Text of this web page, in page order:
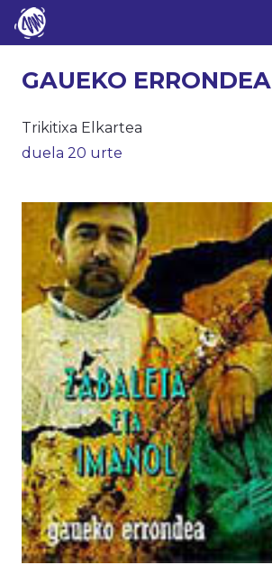
GAUEKO ERRONDEA
Trikitixa Elkartea
duela 20 urte